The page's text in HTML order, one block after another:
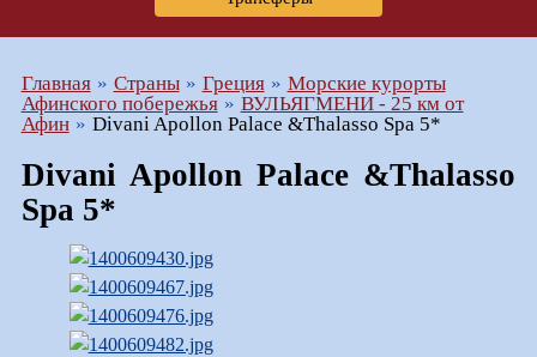
Главная Страны Греция
Морские курорты
Афинского побережья
ВУЛЬЯГМЕНИ - 25 км от
Афин
Divani Apollon Palace &Thalasso Spa 5*
Divani Apollon Palace &Thalasso
Spa 5*